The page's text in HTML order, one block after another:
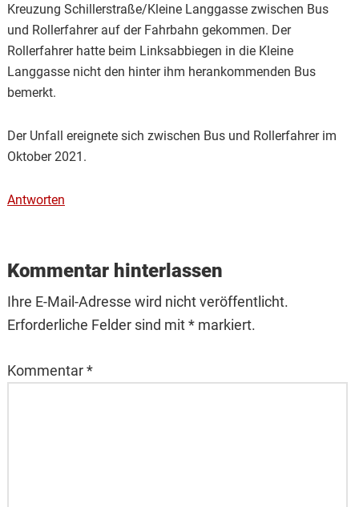
Kreuzung Schillerstraße/Kleine Langgasse zwischen Bus
und Rollerfahrer auf der Fahrbahn gekommen. Der
Rollerfahrer hatte beim Linksabbiegen in die Kleine
Langgasse nicht den hinter ihm herankommenden Bus
bemerkt.
Der Unfall ereignete sich zwischen Bus und Rollerfahrer im
Oktober 2021.
Antworten
Kommentar hinterlassen
Ihre E-Mail-Adresse wird nicht veröffentlicht.
Erforderliche Felder sind mit * markiert.
Kommentar*